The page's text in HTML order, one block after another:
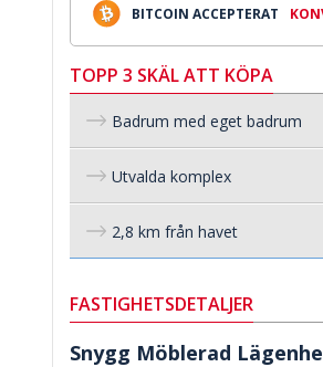
BITCOIN ACCEPTERAT
TOPP 3 SKÄL ATT KÖPA
Badrum med eget badrum
Utvalda komplex
2,8 km från havet
FASTIGHETSDETALJER
Snygg Möblerad